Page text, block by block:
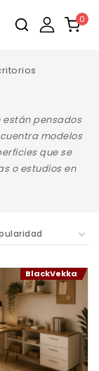
0
pensados
modelos
que se
o estudios en
BlackVekka